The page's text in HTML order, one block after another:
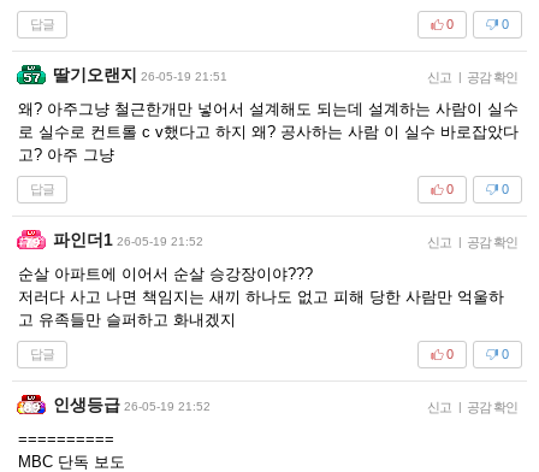
답글 0
0
딸기오랜지 26-05-19 21:51 신고 | 공감 확인
왜? 아주그냥 철근한개만 넣어서 설계해도 되는데 설계하는 사람이 실수
로 실수로 컨트롤 c v했다고 하지 왜? 공사하는 사람 이 실수 바로잡았다
고? 아주 그냥
답글 0
0
파인더1 26-05-19 21:52 신고 | 공감 확인
순살 아파트에 이어서 순살 승강장이야???
저러다 사고 나면 책임지는 새끼 하나도 없고 피해 당한 사람만 억울하
고 유족들만 슬퍼하고 화내겠지
답글 0
0
인생등급 26-05-19 21:52 신고 | 공감 확인
==========
MBC 단독 보도